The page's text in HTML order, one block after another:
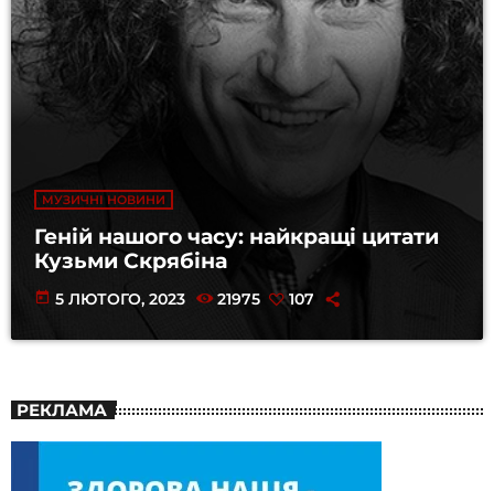
МУЗИЧНІ НОВИНИ
Геній нашого часу: найкращі цитати
Кузьми Скрябіна
today 5 ЛЮТОГО, 2023 21975 107
РЕКЛАМА